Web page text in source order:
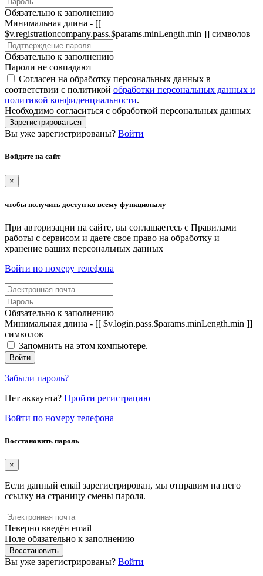
Обязательно к заполнению
Минимальная длина - [[
$v.registrationcompany.pass.$params.minLength.min ]] символов
Обязательно к заполнению
Пароли не совпадают
Согласен на обработку персональных данных в
соответствии с политикой обработки персональных данных и
политикой конфиденциальности.
Необходимо согласиться с обработкой персональных данных
Зарегистрироваться
Вы уже зарегистрированы? Войти
Войдите на сайт
×
чтобы получить доступ ко всему функционалу
При авторизации на сайте, вы соглашаетесь с Правилами
работы с сервисом и даете свое право на обработку и
хранение ваших персональных данных
Войти по номеру телефона
Обязательно к заполнению
Минимальная длина - [[ $v.login.pass.$params.minLength.min ]]
символов
Запомнить на этом компьютере.
Войти
Забыли пароль?
Нет аккаунта? Пройти регистрацию
Войти по номеру телефона
Восстановить пароль
×
Если данный email зарегистрирован, мы отправим на него
ссылку на страницу смены пароля.
Неверно введён email
Поле обязательно к заполнению
Восстановить
Вы уже зарегистрированы? Войти